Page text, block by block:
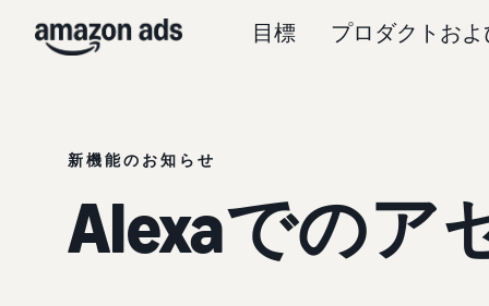
目標 プロダクトお
新機能のお知らせ
Alexaでのア